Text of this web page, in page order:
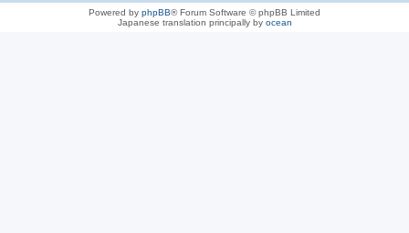
Powered by phpBB® Forum Software © phpBB Limited
Japanese translation principally by ocean